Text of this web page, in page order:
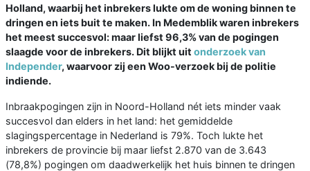
Holland, waarbij het inbrekers lukte om de woning binnen te
dringen en iets buit te maken. In Medemblik waren inbrekers
het meest succesvol: maar liefst 96,3% van de pogingen
slaagde voor de inbrekers. Dit blijkt uit onderzoek van
Independer, waarvoor zij een Woo-verzoek bij de politie
indiende.
Inbraakpogingen zijn in Noord-Holland nét iets minder vaak
succesvol dan elders in het land: het gemiddelde
slagingspercentage in Nederland is 79%. Toch lukte het
inbrekers de provincie bij maar liefst 2.870 van de 3.643
(78,8%) pogingen om daadwerkelijk het huis binnen te dringen